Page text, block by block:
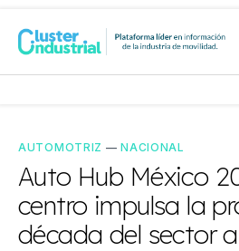
AUTOMOTRIZ —NACIONAL
Auto Hub México
centro impulsa la
década del sector